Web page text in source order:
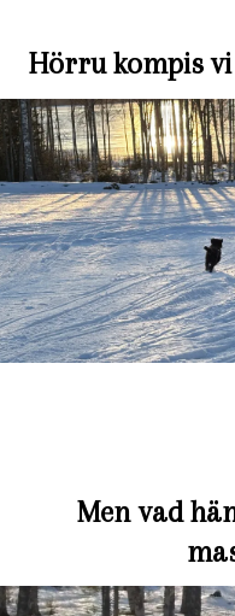
Hörru kompis
Men vad